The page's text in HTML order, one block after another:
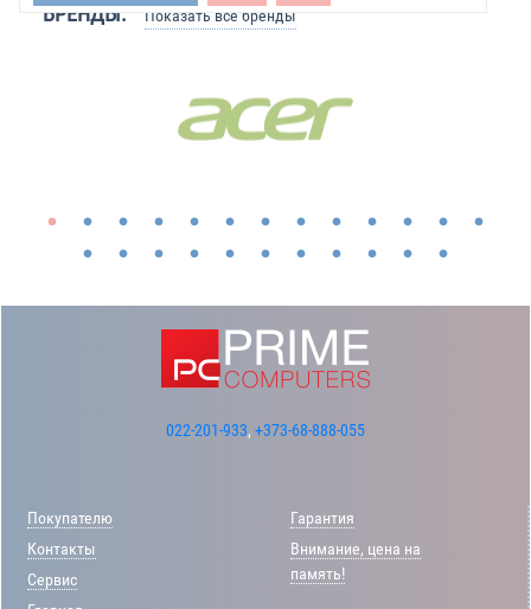
БРЕНДЫ: Показать все бренды
022-201-933, +373-68-888-055
Покупателю
Контакты
Сервис
Гарантия
Внимание, цена на
память!